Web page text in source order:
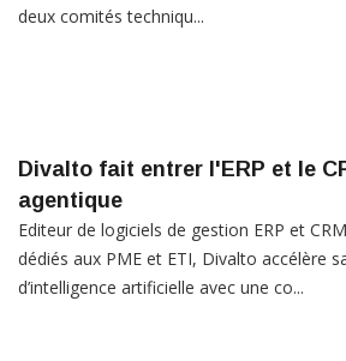
deux comités techniqu...
Divalto fait entrer l'ERP et le
agentique
Editeur de logiciels de gestion ERP et
dédiés aux PME et ETI, Divalto accélère
d’intelligence artificielle avec une co...